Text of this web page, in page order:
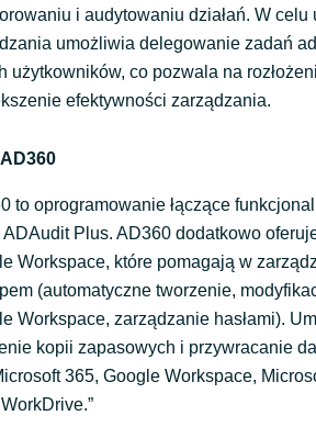
i audytowaniu działań. W celu
umożliwia delegowanie zadań
użytkowników, co pozwala na
efektywności zarządzania.
AD360
to oprogramowanie łączące
ADAudit Plus. AD360 dodatkowo
Workspace, które pomagają w
(automatyczne tworzenie,
Workspace, zarządzanie hasłami).
kopii zapasowych i przywracanie
365, Google Workspace,